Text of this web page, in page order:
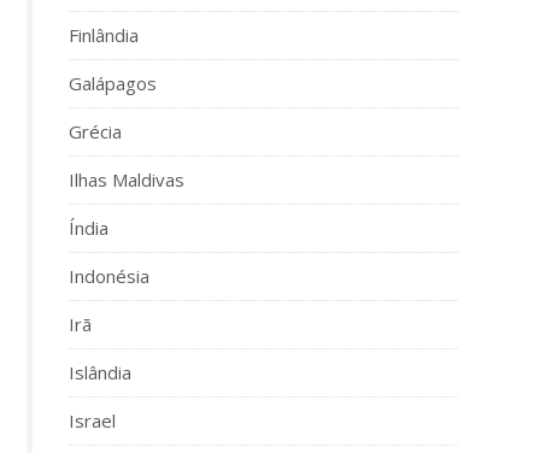
Finlândia
Galápagos
Grécia
Ilhas Maldivas
Índia
Indonésia
Irã
Islândia
Israel